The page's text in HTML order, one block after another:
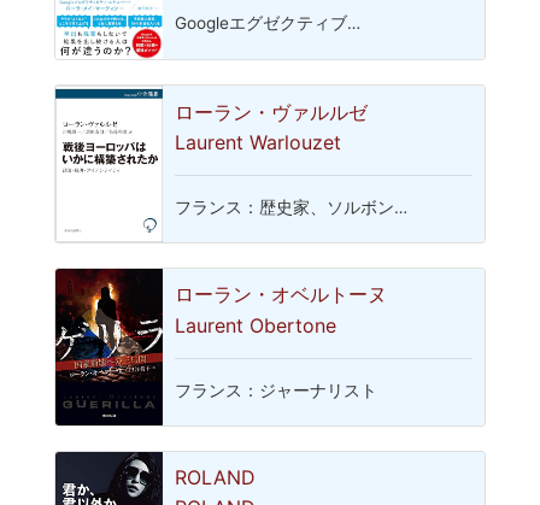
Googleエグゼクティブ…
ローラン・ヴァルルゼ
Laurent Warlouzet
フランス：歴史家、ソルボン…
ローラン・オベルトーヌ
Laurent Obertone
フランス：ジャーナリスト
ROLAND